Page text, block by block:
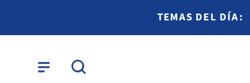
TEMAS DEL DÍA: